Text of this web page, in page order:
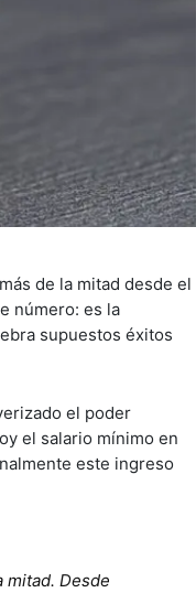
de la mitad desde el
número: es la
supuestos éxitos
el poder
el salario mínimo en
este ingreso
mitad. Desde